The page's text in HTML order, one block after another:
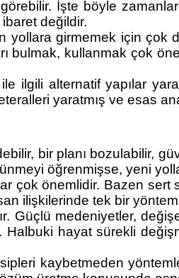
İşte böyle
değildir.
girmemek için çok
bulmak, kullanmak çok
ilgili alternatif yapılar
yaratmış ve esas
bir planı bozulabilir,
öğrenmişse, yeni
çok önemlidir. Bazen
ilişkilerinde tek bir
Güçlü medeniyetler,
Halbuki hayat sürekli
kaybetmeden